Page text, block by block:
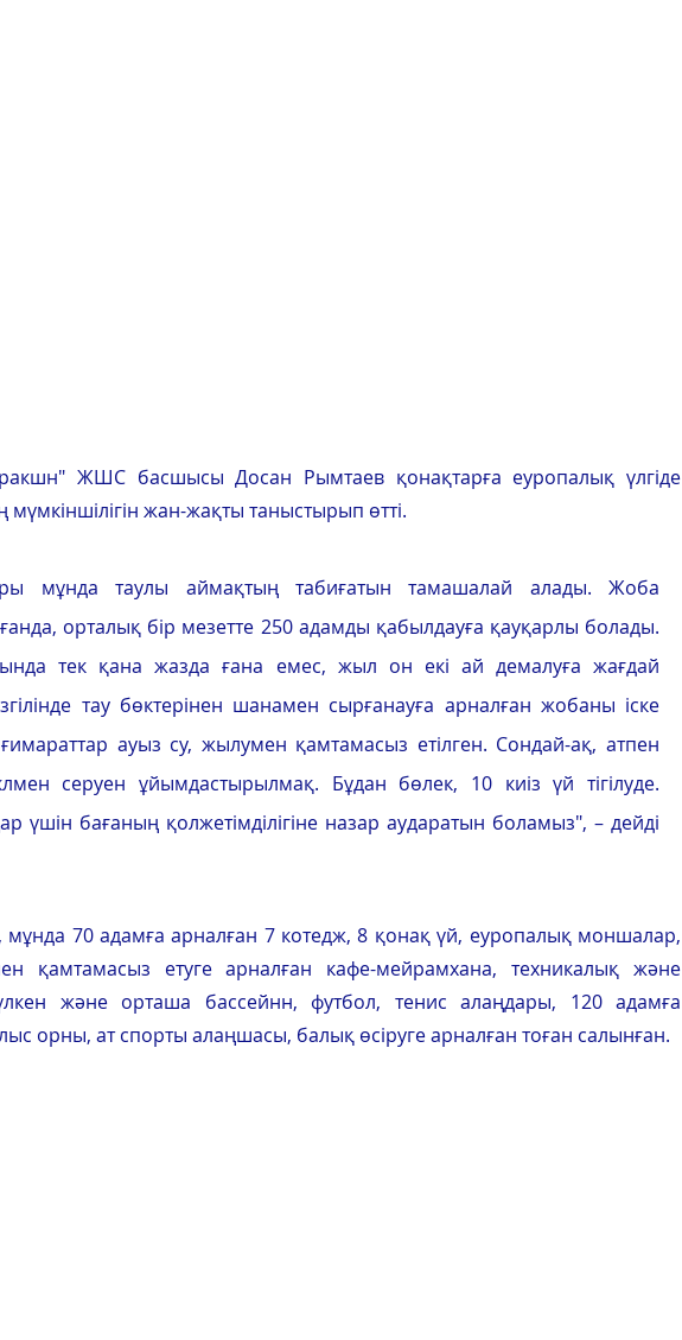
ЖШС басшысы Досан Рымтаев қонақтарға еуропалық үлгіде
жан-жақты таныстырып өтті.
мұнда таулы аймақтың табиғатын тамашалай алады. Жоба
орталық бір мезетте 250 адамды қабылдауға қауқарлы болады.
тек қана жазда ғана емес, жыл он екі ай демалуға жағдай
тау бөктерінен шанамен сырғанауға арналған жобаны іске
ауыз су, жылумен қамтамасыз етілген. Сондай-ақ, атпен
серуен ұйымдастырылмақ. Бұдан бөлек, 10 киіз үй тігілуде.
үшін бағаның қолжетімділігіне назар аударатын боламыз", – дейді
70 адамға арналған 7 котедж, 8 қонақ үй, еуропалық моншалар,
қамтамасыз етуге арналған кафе-мейрамхана, техникалық және
және орташа бассейнн, футбол, тенис алаңдары, 120 адамға
орны, ат спорты алаңшасы, балық өсіруге арналған тоған салынған.